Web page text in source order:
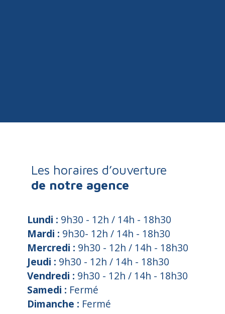
Les horaires d’ouverture
de notre agence
Lundi : 9h30 - 12h / 14h - 18h30
Mardi : 9h30- 12h / 14h - 18h30
Mercredi : 9h30 - 12h / 14h - 18h30
Jeudi : 9h30 - 12h / 14h - 18h30
Vendredi : 9h30 - 12h / 14h - 18h30
Samedi : Fermé
Dimanche : Fermé